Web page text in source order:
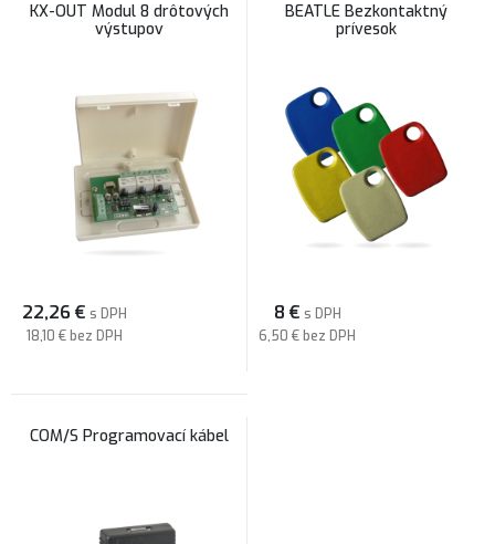
KX-OUT Modul 8 drôtových
výstupov
22,26 € s DPH
18,10 € bez DPH
BEATLE Bezkontaktný
prívesok
8 € s DPH
6,50 € bez DPH
COM/S Programovací kábel